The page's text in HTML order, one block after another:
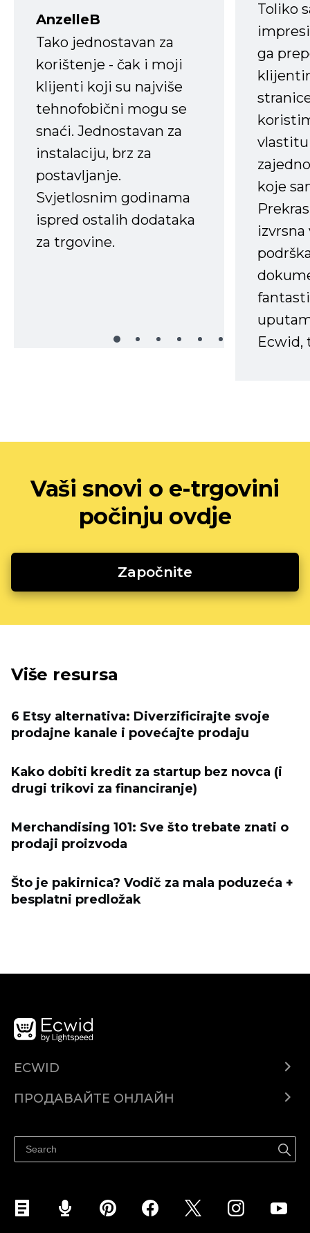
AnzelleB
Tako jednostavan za
korištenje - čak i moji
klijenti koji su najviše
tehnofobični mogu se
snaći. Jednostavan za
instalaciju, brz za
postavljanje.
Svjetlosnim godinama
ispred ostalih dodataka
za trgovine.
Toliko
ga
koje
Ecwid,
Vaši snovi o e-trgovini
počinju ovdje
Započnite
Više resursa
6 Etsy alternativa: Diverzificirajte svoje
prodajne kanale i povećajte prodaju
Kako dobiti kredit za startup bez novca (i
drugi trikovi za financiranje)
Merchandising 101: Sve što trebate znati o
prodaji proizvoda
Što je pakirnica? Vodič za mala poduzeća +
besplatni predložak
ECWID
Помощен център
ПРОДАВАЙТЕ ОНЛАЙН
Продавайте във Facebook
Продавайте в Instagram